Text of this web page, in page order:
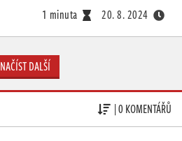
1 minuta 20. 8. 2024
NAČÍST DALŠÍ
| 0 KOMENTÁŘŮ